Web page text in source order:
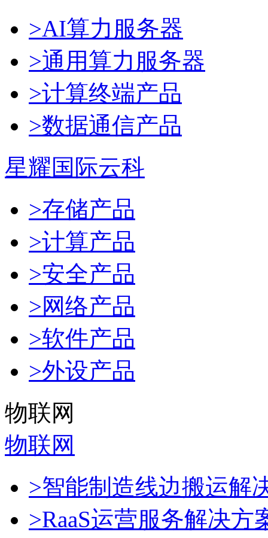
>AI算力服务器
>通用算力服务器
>计算终端产品
>数据通信产品
星耀国际云科
>存储产品
>计算产品
>安全产品
>网络产品
>软件产品
>外设产品
物联网
物联网
>智能制造线边搬运解
>RaaS运营服务解决方